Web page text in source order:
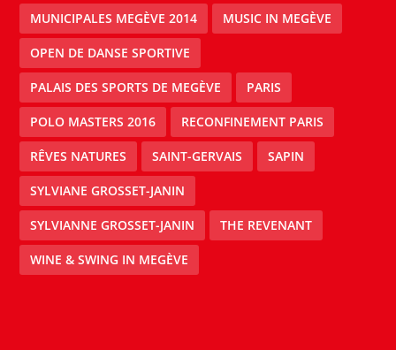
MUNICIPALES MEGÈVE 2014 MUSIC IN MEGÈVE
OPEN DE DANSE SPORTIVE
PALAIS DES SPORTS DE MEGÈVE PARIS
POLO MASTERS 2016 RECONFINEMENT PARIS
RÊVES NATURES SAINT-GERVAIS SAPIN
SYLVIANE GROSSET-JANIN
SYLVIANNE GROSSET-JANIN THE REVENANT
WINE & SWING IN MEGÈVE